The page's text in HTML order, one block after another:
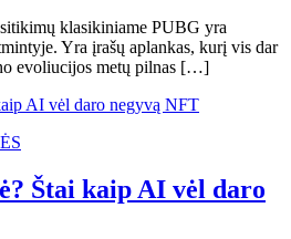
klasikiniame PUBG yra
Yra įrašų aplankas, kurį vis dar
evoliucijos metų pilnas […]
Štai kaip AI vėl daro